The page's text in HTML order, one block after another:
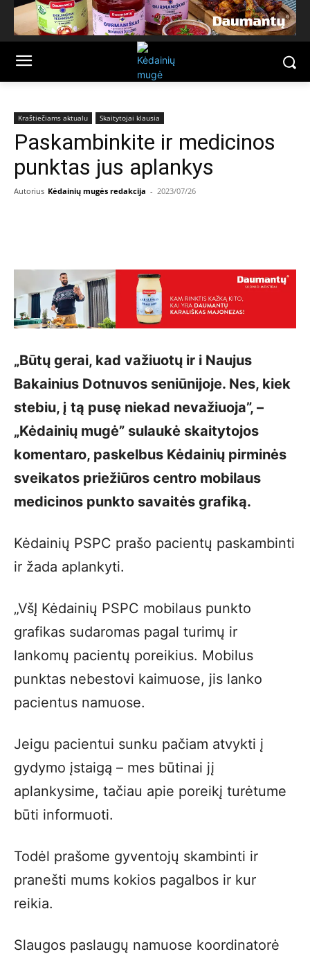
Kraštiečiams aktualu Skaitytojai klausia
Paskambinkite ir medicinos
punktas jus aplankys
Autorius Kėdainių mugės redakcija - 2023/07/26
„Būtų gerai, kad važiuotų ir i Naujus
Bakainius Dotnuvos seniūnijoje. Nes, kiek
stebiu, į tą pusę niekad nevažiuoja”, –
„Kėdainių mugė” sulaukė skaitytojos
komentaro, paskelbus Kėdainių pirminės
sveikatos priežiūros centro mobilaus
medicinos punkto savaitės grafiką.
Kėdainių PSPC prašo pacientų paskambinti
ir žada aplankyti.
„VšĮ Kėdainių PSPC mobilaus punkto
grafikas sudaromas pagal turimų ir
lankomų pacientų poreikius. Mobilus
punktas nebestovi kaimuose, jis lanko
pacientus namuose.
Jeigu pacientui sunku pačiam atvykti į
gydymo įstaigą – mes būtinai jį
aplankysime, tačiau apie poreikį turėtume
būti informuoti.
Todėl prašome gyventojų skambinti ir
pranešti mums kokios pagalbos ir kur
reikia.
Slaugos paslaugų namuose koordinatorė